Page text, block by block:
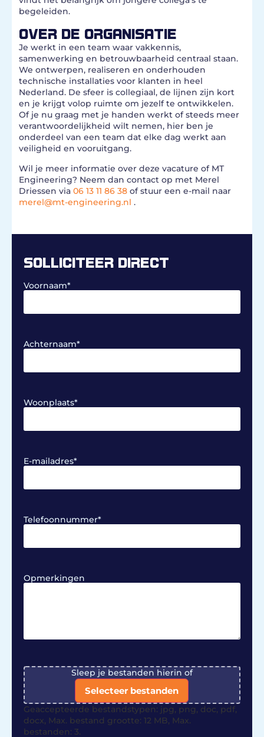
begeleiden.
OVER DE ORGANISATIE
Je werkt in een team waar vakkennis,
samenwerking en betrouwbaarheid centraal staan.
We ontwerpen, realiseren en onderhouden
technische installaties voor klanten in heel
Nederland. De sfeer is collegiaal, de lijnen zijn kort
en je krijgt volop ruimte om jezelf te ontwikkelen.
Of je nu graag met je handen werkt of steeds meer
verantwoordelijkheid wilt nemen, hier ben je
onderdeel van een team dat elke dag werkt aan
veiligheid en vooruitgang.
Wil je meer informatie over deze vacature of MT
Engineering? Neem dan contact op met Merel
Driessen via 06 13 11 86 38 of stuur een e-mail naar
merel@mt-engineering.nl .
SOLLICITEER DIRECT
Voornaam*
Achternaam*
Woonplaats*
E-mailadres*
Telefoonnummer*
Opmerkingen
File Sleep je bestanden hierin of
Selecteer bestanden
Geaccepteerde bestandstypen: jpg, png, doc, pdf,
docx, Max. bestand grootte: 12 MB, Max.
bestanden: 3.